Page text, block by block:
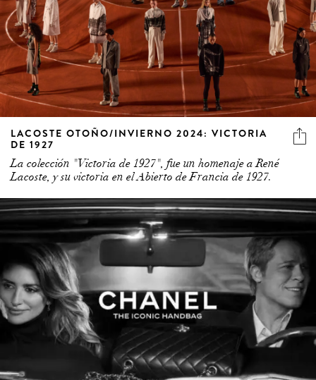
LACOSTE OTOÑO/INVIERNO 2024: VICTORIA
DE 1927
La colección "Victoria de 1927", fue un homenaje a René
Lacoste, y su victoria en el Abierto de Francia de 1927.